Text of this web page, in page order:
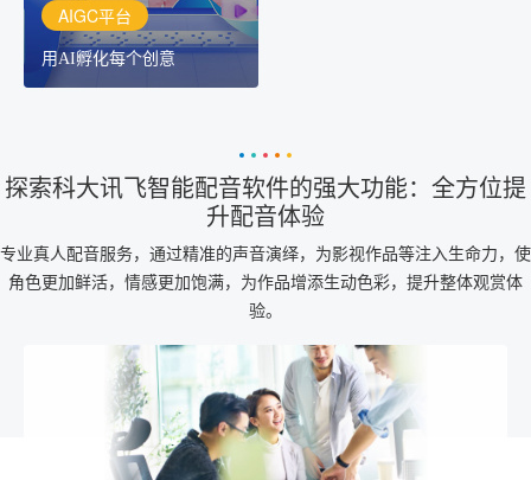
AIGC平台
用AI孵化每个创意
探索科大讯飞智能配音软件的强大功能：全方位提
升配音体验
专业真人配音服务，通过精准的声音演绎，为影视作品等注入生命力，使
角色更加鲜活，情感更加饱满，为作品增添生动色彩，提升整体观赏体
验。